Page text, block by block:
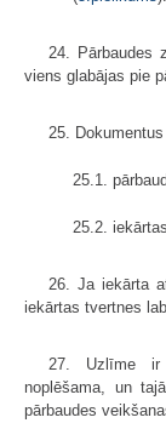
24. Pārbaudes
viens glabājas pie
25.
25.1.
25.2.
26. Ja iekārta
iekārtas tvertnes
27. Uzlīme ir
noplēšama, un
pārbaudes